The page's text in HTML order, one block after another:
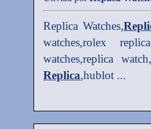
Replica Watches,
watches,rolex
watches,replica
Replica,hublot ...